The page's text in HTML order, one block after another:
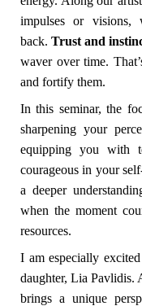
impulses or
back. Trust and
waver over time.
and fortify them.
In this seminar, the
sharpening your
equipping you with
courageous in your
a deeper
when the moment
resources.
I am especially
daughter, Lia Pavlidis.
brings a unique